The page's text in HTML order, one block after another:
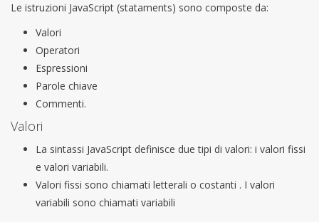
Le istruzioni JavaScript (stataments) sono composte da:
Valori
Operatori
Espressioni
Parole chiave
Commenti.
Valori
La sintassi JavaScript definisce due tipi di valori: i valori fissi
e valori variabili.
Valori fissi sono chiamati letterali o costanti . I valori
variabili sono chiamati variabili